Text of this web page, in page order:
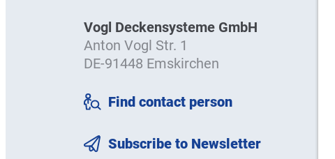
Vogl Deckensysteme GmbH
Anton Vogl Str. 1
DE-91448 Emskirchen
Find contact person
Subscribe to Newsletter